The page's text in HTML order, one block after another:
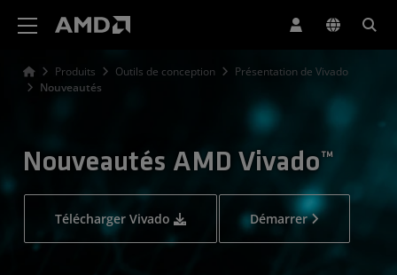
Produits Outils de conception
Présentation de Vivado
Nouveautés
Nouveautés AMD Vivado™
Télécharger Vivado Démarrer